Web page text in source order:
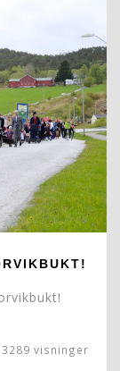
3289 visninger